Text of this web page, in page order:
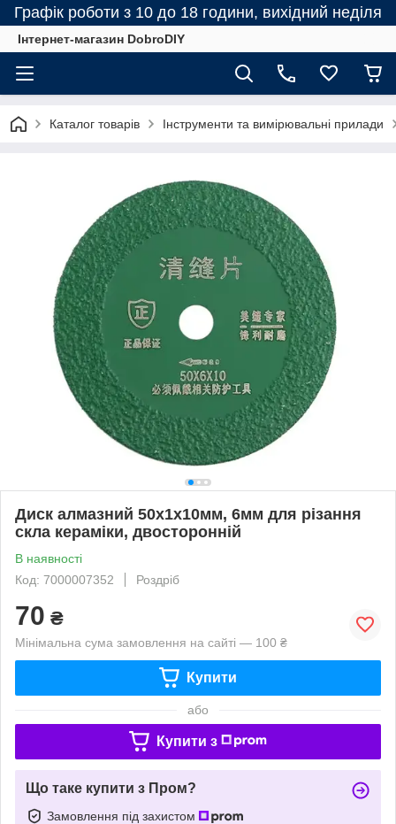
Графік роботи з 10 до 18 години, вихідний неділя
Інтернет-магазин DobroDIY
Каталог товарів Інструменти та вимірювальні прилади
Диск алмазний 50x1x10мм, 6мм для різання
скла кераміки, двосторонній
В наявності
Код: 7000007352
Роздріб
70 ₴
Мінімальна сума замовлення на сайті — 100 ₴
Купити
або
Купити з
Що таке купити з Пром?
Замовлення під захистом